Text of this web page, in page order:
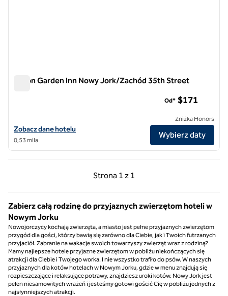
Hilton Garden Inn Nowy Jork/Zachód 35th Street
Zobacz szczegóły hotelu Hilton Garden Inn New York/West 35th
Zobacz dane hotelu
0,53 mila
Od* $171
Zniżka Honors
Wybierz daty
Strona 1 z 1
Poprzednia strona, 1 z 1
Strona 1 z 1
Zabierz całą rodzinę do przyjaznych zwierzętom hoteli w
Nowym Jorku
Nowojorczycy kochają zwierzęta, a miasto jest pełne przyjaznych zwierzętom
przygód dla gości, którzy bawią się zarówno dla Ciebie, jak i Twoich futrzanych
przyjaciół. Zabranie na wakacje swoich towarzyszy zwierząt wraz z rodziną?
Mamy najlepsze hotele przyjazne zwierzętom w pobliżu niekończących się
atrakcji dla Ciebie i Twojego worka. I nie wszystko trafiło do psów. W naszych
przyjaznych dla kotów hotelach w Nowym Jorku, gdzie w menu znajdują się
rozpieszczające i relaksujące potrawy, znajdziesz uroki kotów. Nowy Jork jest
pełen niesamowitych wrażeń i jesteśmy gotowi gościć Cię w pobliżu jednych z
najsłynniejszych atrakcji.